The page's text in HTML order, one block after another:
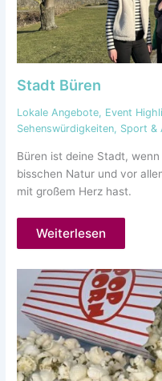
Stadt Büren
Lokale Angebote, Event
Sehenswürdigkeiten, Sport &
Büren ist deine Stadt,
bisschen Natur und vor
mit großem Herz hast.
Weiterlesen